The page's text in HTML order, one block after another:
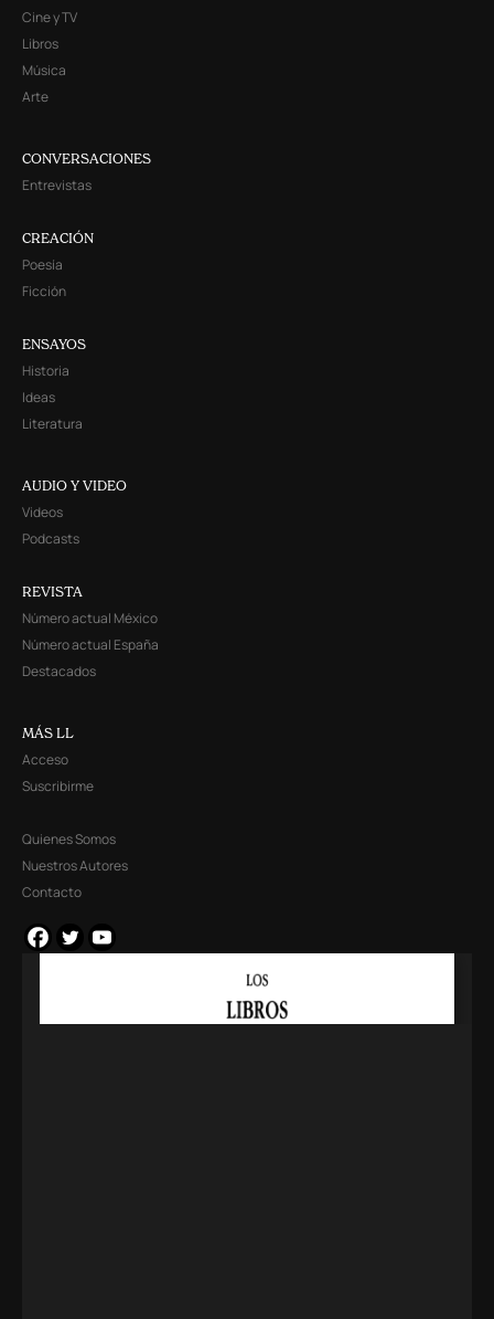
Cine y TV
Libros
Música
Arte
CONVERSACIONES
Entrevistas
CREACIÓN
Poesía
Ficción
ENSAYOS
Historia
Ideas
Literatura
AUDIO Y VIDEO
Videos
Podcasts
REVISTA
Número actual México
Número actual España
Destacados
MÁS LL
Acceso
Suscribirme
Quienes Somos
Nuestros Autores
Contacto